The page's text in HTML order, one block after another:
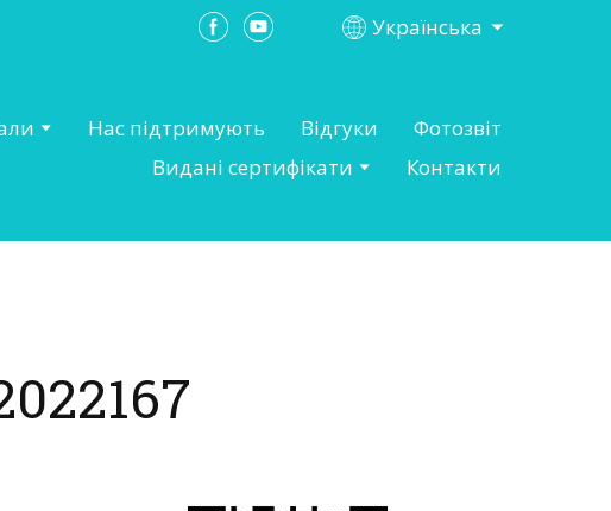
Українська
Нас підтримують Відгуки
Фотозвіт
Видані сертифікати
Контакти